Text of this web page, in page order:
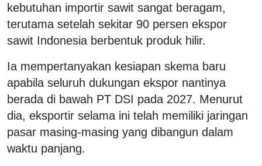
kebutuhan importir sawit sangat beragam,
terutama setelah sekitar 90 persen ekspor
sawit Indonesia berbentuk produk hilir.
Ia mempertanyakan kesiapan skema baru
apabila seluruh dukungan ekspor nantinya
berada di bawah PT DSI pada 2027. Menurut
dia, eksportir selama ini telah memiliki jaringan
pasar masing-masing yang dibangun dalam
waktu panjang.